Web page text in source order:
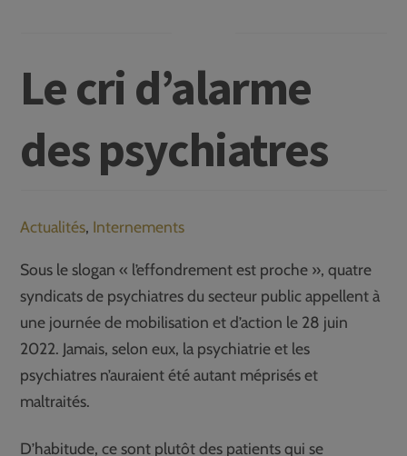
Le cri d’alarme
des psychiatres
Actualités, Internements
Sous le slogan « l’effondrement est proche », quatre
syndicats de psychiatres du secteur public appellent à
une journée de mobilisation et d’action le 28 juin
2022. Jamais, selon eux, la psychiatrie et les
psychiatres n’auraient été autant méprisés et
maltraités.
D’habitude, ce sont plutôt des patients qui se